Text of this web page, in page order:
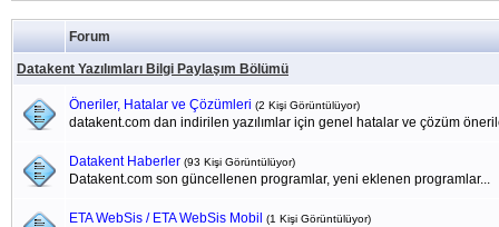
Forum
Datakent Yazılımları Bilgi Paylaşım Bölümü
Öneriler, Hatalar ve Çözümleri (2 Kişi Görüntülüyor)
datakent.com dan indirilen yazılımlar için genel hatalar ve çözüm
Datakent Haberler (93 Kişi Görüntülüyor)
Datakent.com son güncellenen programlar, yeni eklenen programlar...
ETA WebSis / ETA WebSis Mobil (1 Kişi Görüntülüyor)